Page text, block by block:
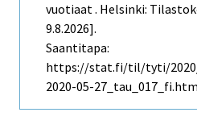
vuotiaat . Helsinki:
9.8.2026].
Saantitapa:
https://stat.fi/til/tyti/2020/
2020-05-